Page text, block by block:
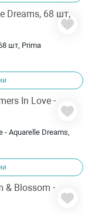
шт, Prima
- Aquarelle Dreams,